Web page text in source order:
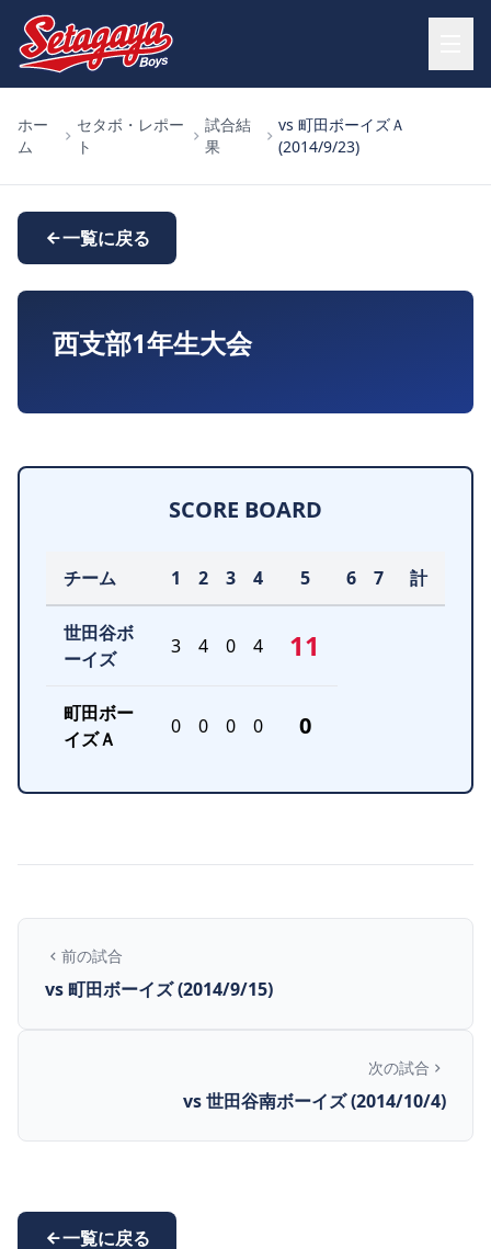
ホー
ム
セタボ・レポー
ト
試合結
果
vs 町田ボーイズＡ
(2014/9/23)
一覧に戻る
西支部1年生大会
SCORE BOARD
チーム 1 2 3 4 5 6 7 計
世田谷ボ
ーイズ
3 4 0 4 11
町田ボー
イズＡ
0 0 0 0 0
前の試合
vs 町田ボーイズ (2014/9/15)
次の試合
vs 世田谷南ボーイズ (2014/10/4)
一覧に戻る